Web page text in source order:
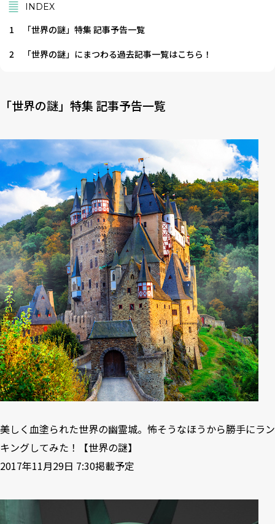
INDEX
1
「世界の謎」特集 記事予告一覧
2
「世界の謎」にまつわる過去記事一覧はこちら！
「世界の謎」特集 記事予告一覧
美しく血塗られた世界の幽霊城。怖そうなほうから勝手にラン
キングしてみた！【世界の謎】
2017年11月29日 7:30掲載予定